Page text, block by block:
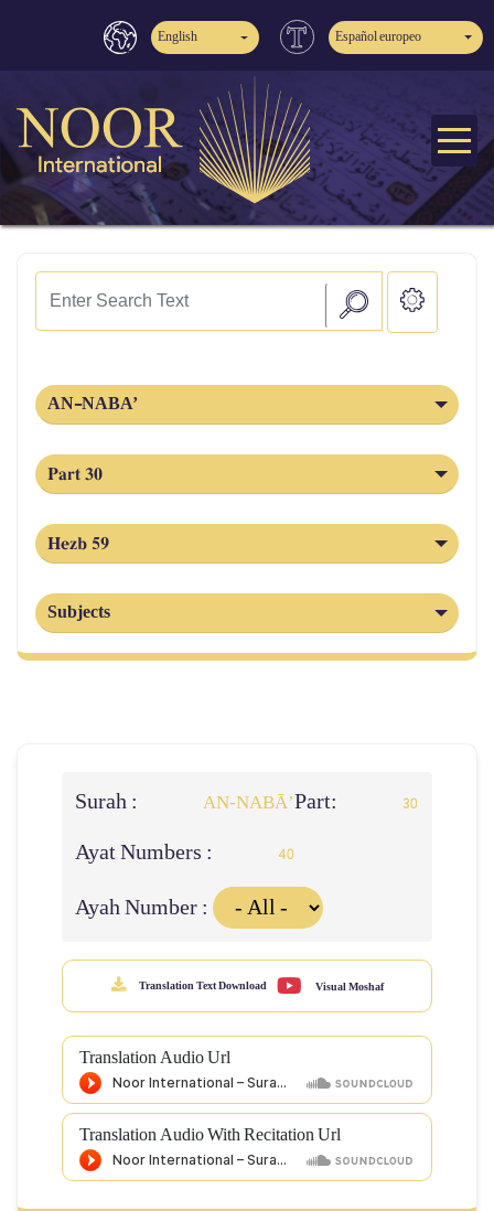
English Español europeo
AN-NABA’
Part 30
Hezb 59
Subjects
Surah : AN-NABĀ’Part: 30
Ayat Numbers : 40
Ayah Number :
Translation Text Download Visual Moshaf
Translation Audio Url
Translation Audio With Recitation Url